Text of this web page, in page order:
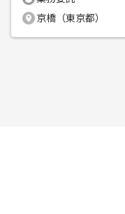
京橋（東京都）